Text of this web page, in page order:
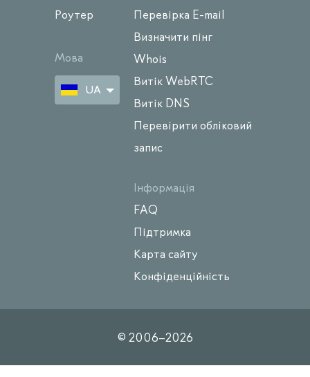
Роутер
Мова
UA
Перевірка E-mail
Визначити пінг
Whois
Витік WebRTC
Витік DNS
Перевірити обліковий
запис
Інформація
FAQ
Підтримка
Карта сайту
Конфіденційність
© 2006–2026